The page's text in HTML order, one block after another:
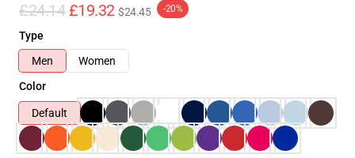
£24.14 £19.32 $24.45 -20%
Type
Men
Women
Color
Default